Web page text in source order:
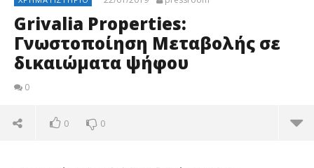
Grivalia Properties:
Γνωστοποίηση Μεταβολής σε
δικαιώματα ψήφου
0
0 0